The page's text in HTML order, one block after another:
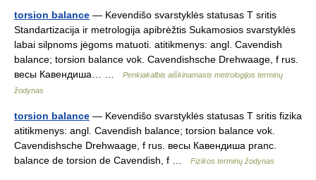
torsion balance — Kevendišo svarstyklės statusas T sritis
Standartizacija ir metrologija apibrėžtis Sukamosios svarstyklės
labai silpnoms jėgoms matuoti. atitikmenys: angl. Cavendish
balance; torsion balance vok. Cavendishsche Drehwaage, f rus.
весы Кавендиша… …
Penkiakalbis aiškinamasis metrologijos terminų
žodynas
torsion balance — Kevendišo svarstyklės statusas T sritis fizika
atitikmenys: angl. Cavendish balance; torsion balance vok.
Cavendishsche Drehwaage, f rus. весы Кавендиша pranc.
balance de torsion de Cavendish, f …
Fizikos terminų žodynas